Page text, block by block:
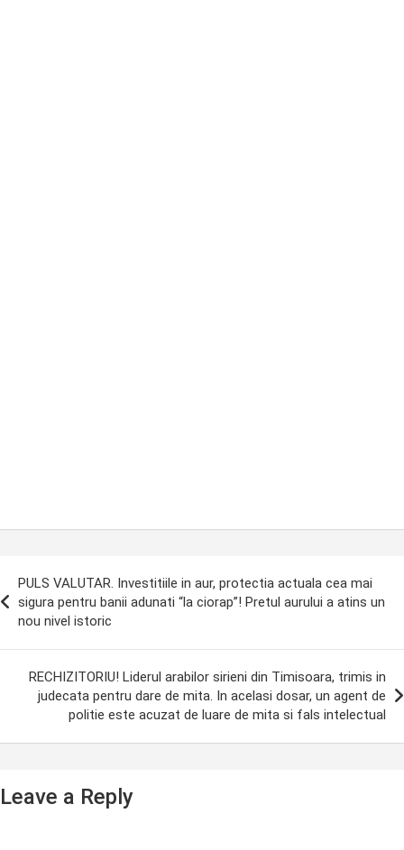
PULS VALUTAR. Investitiile in aur, protectia actuala cea mai
sigura pentru banii adunati “la ciorap”! Pretul aurului a atins un
nou nivel istoric
RECHIZITORIU! Liderul arabilor sirieni din Timisoara, trimis in
judecata pentru dare de mita. In acelasi dosar, un agent de
politie este acuzat de luare de mita si fals intelectual
Leave a Reply